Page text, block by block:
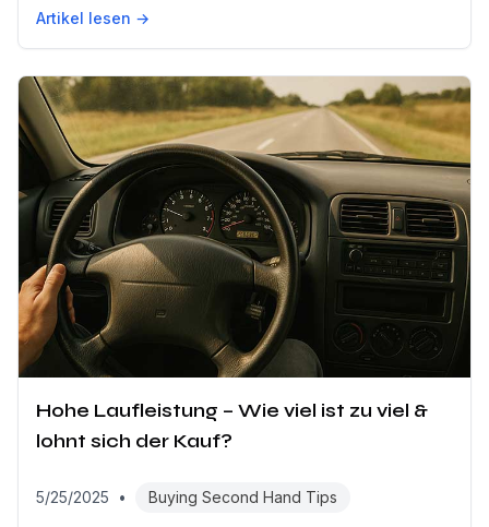
Artikel lesen →
Hohe Laufleistung – Wie viel ist zu viel &
lohnt sich der Kauf?
5/25/2025 • Buying Second Hand Tips